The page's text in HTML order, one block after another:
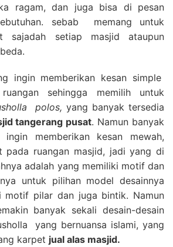
ragam, dan juga bisa di pesan
sebab memang untuk
sajadah setiap masjid ataupun
ingin memberikan kesan simple
sehingga memilih untuk
polos, yang banyak tersedia
tangerang pusat. Namun banyak
memberikan kesan mewah,
pada ruangan masjid, jadi yang di
adalah yang memiliki motif dan
untuk pilihan model desainnya
motif pilar dan juga bintik. Namun
banyak sekali desain-desain
yang bernuansa islami, yang
karpet jual alas masjid.